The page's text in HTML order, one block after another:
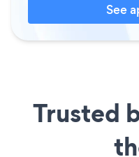
See
Trusted